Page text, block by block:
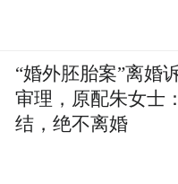
“婚外胚胎案”离婚
审理，原配朱女士
结，绝不离婚